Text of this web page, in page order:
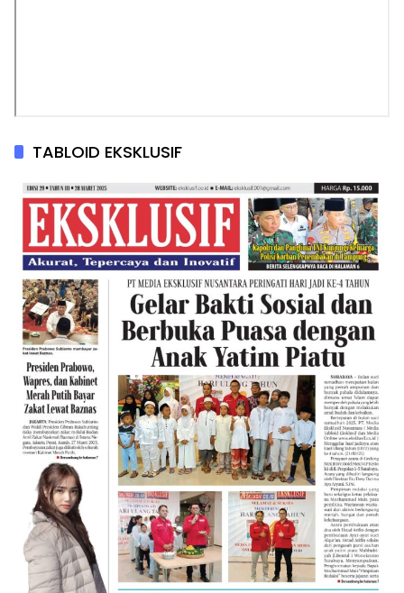
TABLOID EKSKLUSIF